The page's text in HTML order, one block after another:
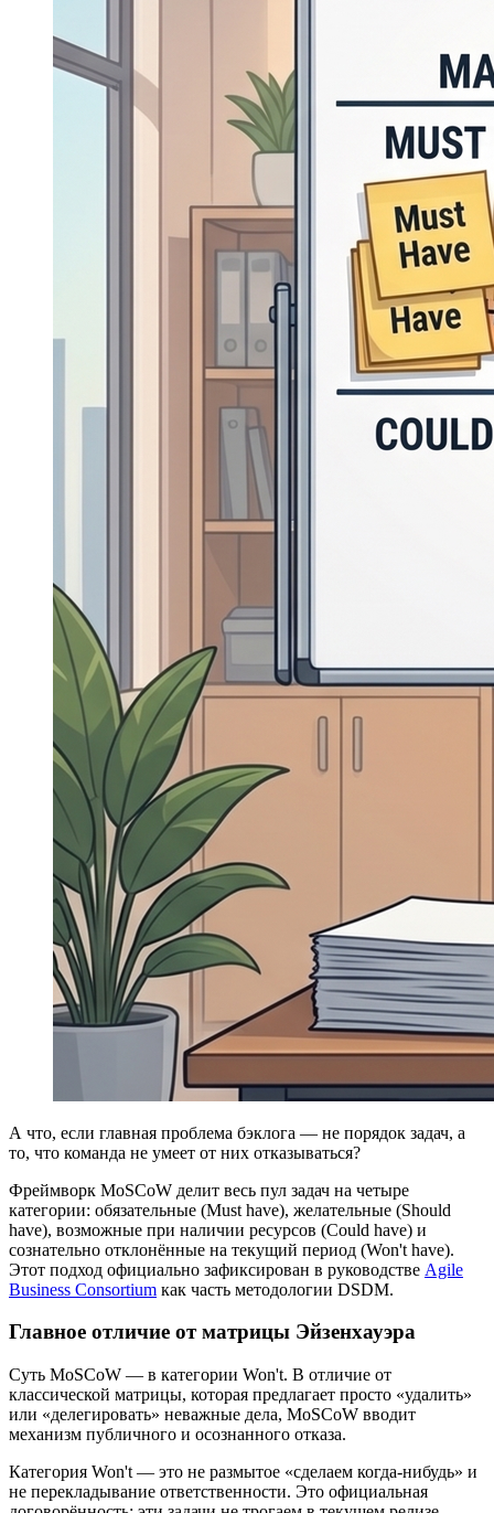
А что, если главная проблема бэклога — не порядок задач, а
то, что команда не умеет от них отказываться?
Фреймворк MoSCoW делит весь пул задач на четыре
категории: обязательные (Must have), желательные (Should
have), возможные при наличии ресурсов (Could have) и
сознательно отклонённые на текущий период (Won't have).
Этот подход официально зафиксирован в руководстве Agile
Business Consortium как часть методологии DSDM.
Главное отличие от матрицы Эйзенхауэра
Суть MoSCoW — в категории Won't. В отличие от
классической матрицы, которая предлагает просто «удалить»
или «делегировать» неважные дела, MoSCoW вводит
механизм публичного и осознанного отказа.
Категория Won't — это не размытое «сделаем когда-нибудь» и
не перекладывание ответственности. Это официальная